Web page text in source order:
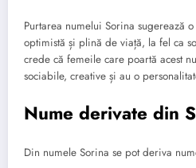
Purtarea numelui Sorina sugerează
optimistă și plină de viață, la fel ca
crede că femeile care poartă acest
sociabile, creative și au o
Nume derivate din
Din numele Sorina se pot deriva